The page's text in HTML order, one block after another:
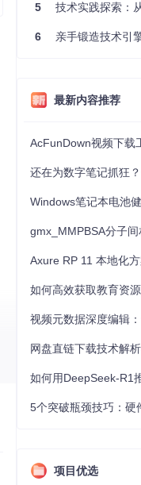
5 技术实践探索：从零开
6 亲手锻造技术引擎：从0
最新内容推荐
AcFunDown视频下载
视频元数据深度编辑
网盘直链下载技术解
项目优选